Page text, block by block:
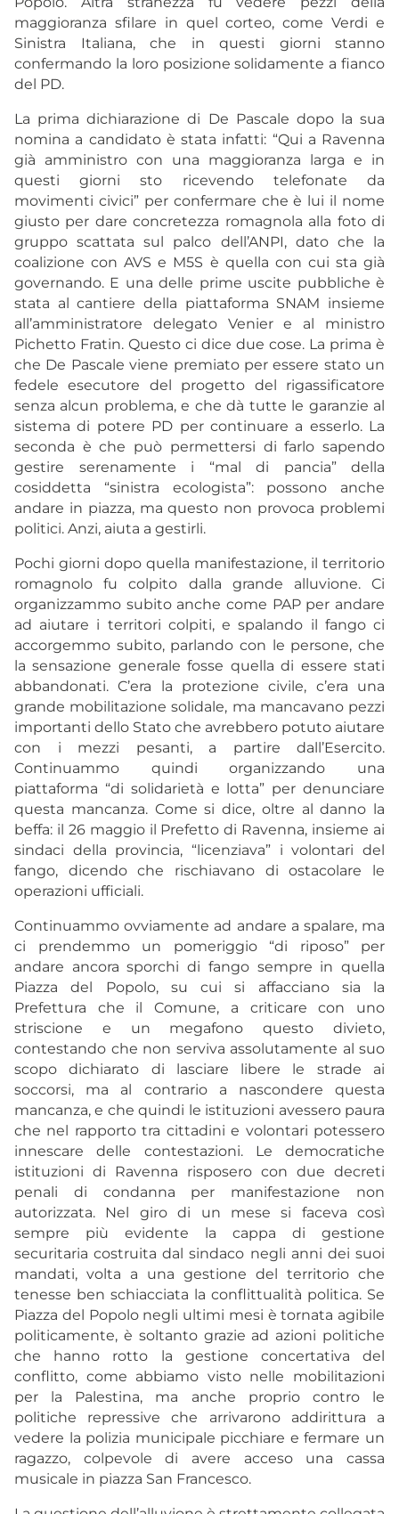
maggioranza sfilare in quel corteo, come Verdi e
Sinistra Italiana, che in questi giorni stanno
confermando la loro posizione solidamente a fianco
del PD.
La prima dichiarazione di De Pascale dopo la sua
nomina a candidato è stata infatti: “Qui a Ravenna
già amministro con una maggioranza larga e in
questi giorni sto ricevendo telefonate da
movimenti civici” per confermare che è lui il nome
giusto per dare concretezza romagnola alla foto di
gruppo scattata sul palco dell’ANPI, dato che la
coalizione con AVS e M5S è quella con cui sta già
governando. E una delle prime uscite pubbliche è
stata al cantiere della piattaforma SNAM insieme
all’amministratore delegato Venier e al ministro
Pichetto Fratin. Questo ci dice due cose. La prima è
che De Pascale viene premiato per essere stato un
fedele esecutore del progetto del rigassificatore
senza alcun problema, e che dà tutte le garanzie al
sistema di potere PD per continuare a esserlo. La
seconda è che può permettersi di farlo sapendo
gestire serenamente i “mal di pancia” della
cosiddetta “sinistra ecologista”: possono anche
andare in piazza, ma questo non provoca problemi
politici. Anzi, aiuta a gestirli.
Pochi giorni dopo quella manifestazione, il territorio
romagnolo fu colpito dalla grande alluvione. Ci
organizzammo subito anche come PAP per andare
ad aiutare i territori colpiti, e spalando il fango ci
accorgemmo subito, parlando con le persone, che
la sensazione generale fosse quella di essere stati
abbandonati. C’era la protezione civile, c’era una
grande mobilitazione solidale, ma mancavano pezzi
importanti dello Stato che avrebbero potuto aiutare
con i mezzi pesanti, a partire dall’Esercito.
Continuammo quindi organizzando una
piattaforma “di solidarietà e lotta” per denunciare
questa mancanza. Come si dice, oltre al danno la
beffa: il 26 maggio il Prefetto di Ravenna, insieme ai
sindaci della provincia, “licenziava” i volontari del
fango, dicendo che rischiavano di ostacolare le
operazioni ufficiali.
Continuammo ovviamente ad andare a spalare, ma
ci prendemmo un pomeriggio “di riposo” per
andare ancora sporchi di fango sempre in quella
Piazza del Popolo, su cui si affacciano sia la
Prefettura che il Comune, a criticare con uno
striscione e un megafono questo divieto,
contestando che non serviva assolutamente al suo
scopo dichiarato di lasciare libere le strade ai
soccorsi, ma al contrario a nascondere questa
mancanza, e che quindi le istituzioni avessero paura
che nel rapporto tra cittadini e volontari potessero
innescare delle contestazioni. Le democratiche
istituzioni di Ravenna risposero con due decreti
penali di condanna per manifestazione non
autorizzata. Nel giro di un mese si faceva così
sempre più evidente la cappa di gestione
securitaria costruita dal sindaco negli anni dei suoi
mandati, volta a una gestione del territorio che
tenesse ben schiacciata la conflittualità politica. Se
Piazza del Popolo negli ultimi mesi è tornata agibile
politicamente, è soltanto grazie ad azioni politiche
che hanno rotto la gestione concertativa del
conflitto, come abbiamo visto nelle mobilitazioni
per la Palestina, ma anche proprio contro le
politiche repressive che arrivarono addirittura a
vedere la polizia municipale picchiare e fermare un
ragazzo, colpevole di avere acceso una cassa
musicale in piazza San Francesco.